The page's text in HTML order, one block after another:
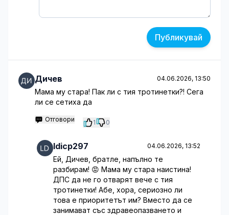
Публикувай
Дичев 04.06.2026, 13:50
Мама му стара! Пак ли с тия тротинетки?! Сега
ли се сетиха да
Отговори 1 0
ldicp297 04.06.2026, 13:52
Ей, Дичев, братле, напълно те
разбирам! 😡 Мама му стара наистина!
ДПС да не го отварят вече с тия
тротинетки! Абе, хора, сериозно ли
това е приоритетът им? Вместо да се
занимават със здравеопазването и